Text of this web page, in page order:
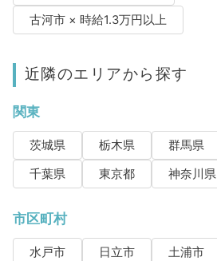
古河市 × 時給1.3万円以上
近隣のエリアから探す
関東
茨城県 栃木県 群馬県
千葉県
東京都 神奈川県
市区町村
水戸市 日立市 土浦市